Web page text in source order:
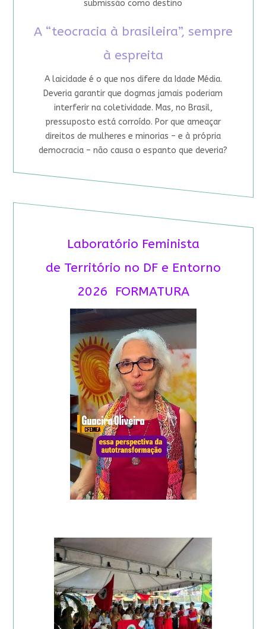
submissão como destino
A “teocracia à brasileira”, sempre
à espreita
A laicidade é o que nos difere da Idade Média.
Deveria garantir que dogmas jamais poderiam
interferir na coletividade. Mas, no Brasil,
pressuposto está corroído. Por que ameaçar
direitos de mulheres e minorias – e à própria
democracia – não causa o espanto que deveria?
Laboratório Feminista
de Território no DF e Entorno
2026 FORMATURA